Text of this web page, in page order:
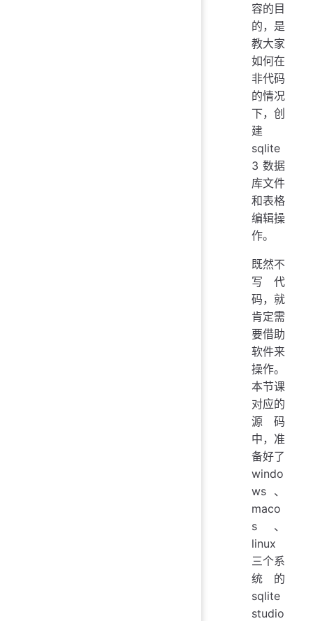
容的目
的，是
教大家
如何在
非代码
的情况
下，创
建
sqlite
3 数据
库文件
和表格
编辑操
作。
既然不
写代
码，就
肯定需
要借助
软件来
操作。
本节课
对应的
源码
中，准
备好了
windo
ws、
maco
s、
linux
三个系
统的
sqlite
studio